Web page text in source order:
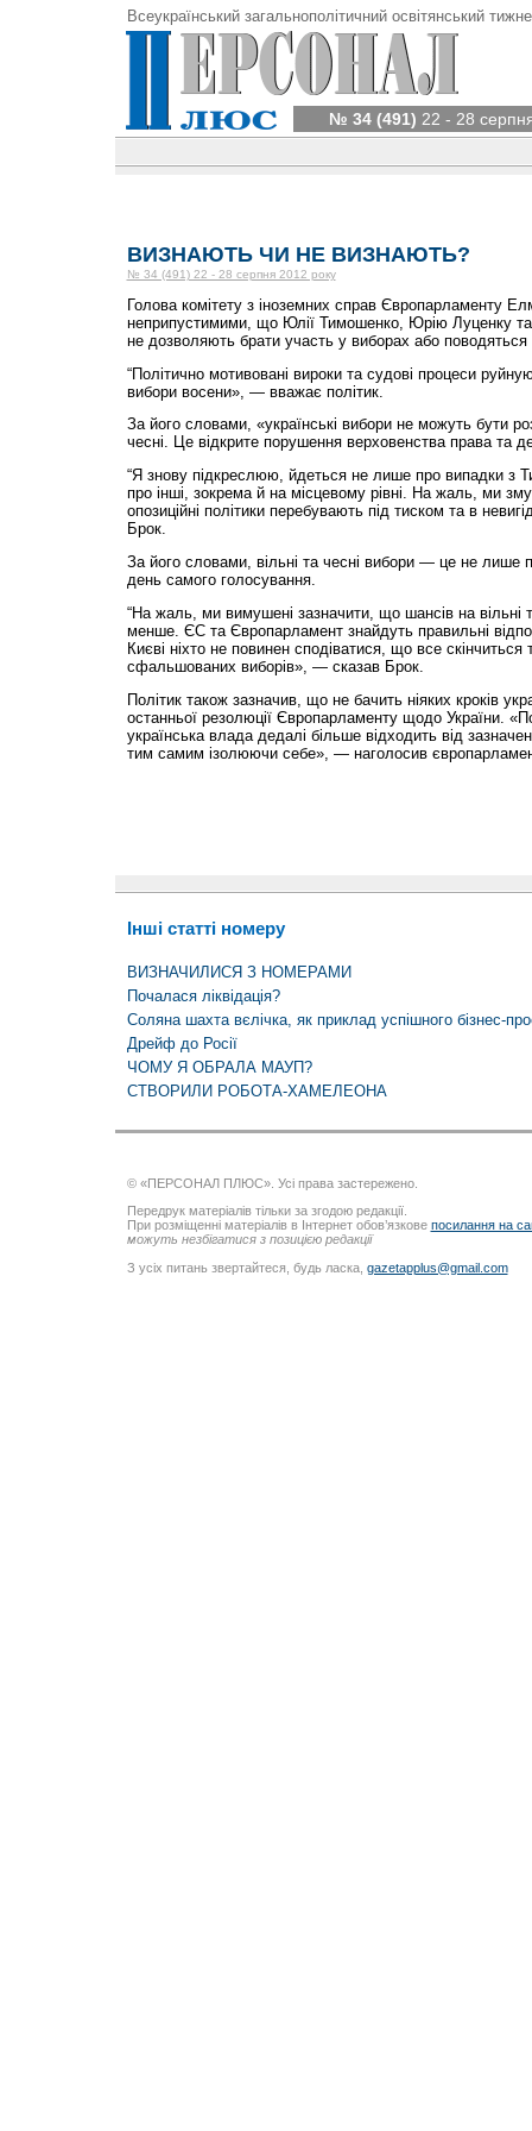
Всеукраїнський загальнополітичний освітянський
№ 34 (491) 22 - 28
ВИЗНАЮТЬ ЧИ НЕ ВИЗНАЮТЬ?
№ 34 (491) 22 - 28 серпня 2012 року
Голова комітету з іноземних справ Європарламенту
неприпустимими, що Юлії Тимошенко, Юрію Луценку та
не дозволяють брати участь у виборах або
“Політично мотивовані вироки та судові процеси
вибори восени», — вважає політик.
За його словами, «українські вибори не можуть бути
чесні. Це відкрите порушення верховенства права та
“Я знову підкреслюю, йдеться не лише про випадки з
про інші, зокрема й на місцевому рівні. На жаль, ми
опозиційні політики перебувають під тиском та в
Брок.
За його словами, вільні та чесні вибори — це не лише
день самого голосування.
“На жаль, ми вимушені зазначити, що шансів на вільні
менше. ЄС та Європарламент знайдуть правильні
Києві ніхто не повинен сподіватися, що все скінчиться
сфальшованих виборів», — сказав Брок.
Політик також зазначив, що не бачить ніяких кроків
останньої резолюції Європарламенту щодо України.
українська влада дедалі більше відходить від
тим самим ізолюючи себе», — наголосив
Інші статті номеру
ВИЗНАЧИЛИСЯ З НОМЕРАМИ
Почалася ліквідація?
Соляна шахта вєлічка, як приклад успішного бізнес-
Дрейф до Росії
ЧОМУ Я ОБРАЛА МАУП?
СТВОРИЛИ РОБОТА-ХАМЕЛЕОНА
© «ПЕРСОНАЛ ПЛЮС». Усі права застережено.
Передрук матеріалів тільки за згодою редакції.
При розміщенні матеріалів в Інтернет обов’язкове посилання на
можуть незбігатися з позицією редакції
З усіх питань звертайтеся, будь ласка, gazetapplus@gmail.com